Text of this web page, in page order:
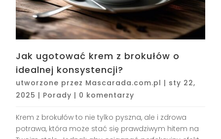
Jak ugotować krem z brokułów o
idealnej konsystencji?
utworzone przez Mascarada.com.pl | sty 22,
2025 | Porady | 0 komentarzy
Krem z brokułów to nie tylko pyszna, ale i zdrowa
potrawa, która może stać się prawdziwym hitem na